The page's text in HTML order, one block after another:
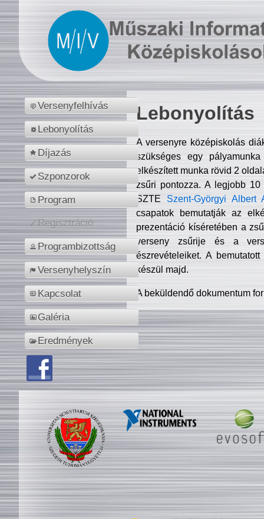
Versenyfelhívás
Lebonyolítás
Díjazás
Szponzorok
Program
Regisztráció
Programbizottság
Versenyhelyszín
Kapcsolat
Galéria
Eredmények
Lebonyolítás
A versenyre középiskolás
szükséges egy
elkészített munka rövid 2
zsűri pontozza. A legjobb
SZTE Szent-Györgyi Albert
csapatok bemutatják az
prezentáció kíséretében a
verseny zsűrije és a
észrevételeiket. A
készül majd.
A beküldendő dokumentum